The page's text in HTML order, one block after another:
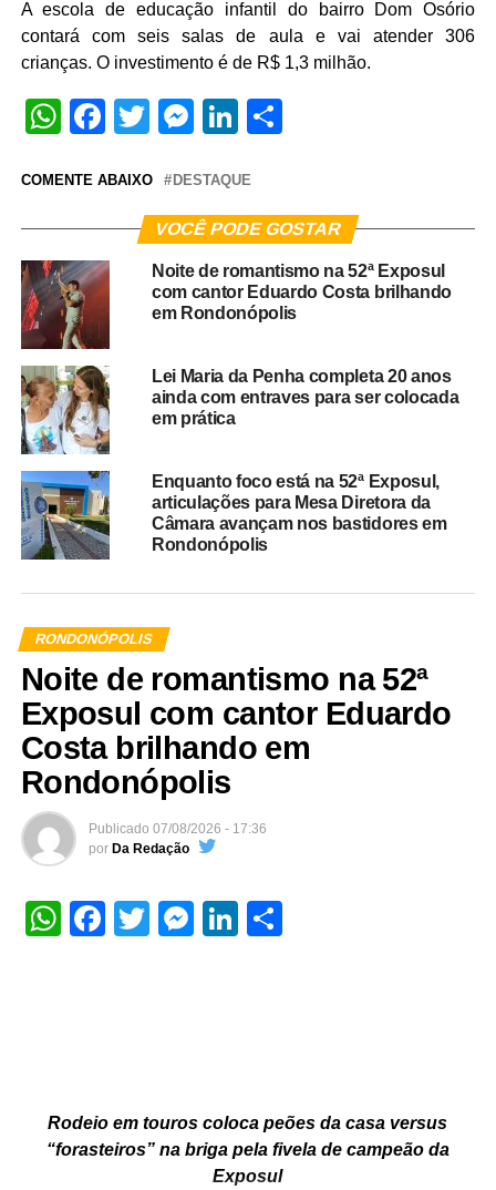
A escola de educação infantil do bairro Dom Osório
contará com seis salas de aula e vai atender 306
crianças. O investimento é de R$ 1,3 milhão.
WhatsApp
Facebook
TwitterMessenger
LinkedIn
COMENTE ABAIXO DESTAQUE
VOCÊ PODE GOSTAR
Noite de romantismo na 52ª Exposul
com cantor Eduardo Costa brilhando
em Rondonópolis
Lei Maria da Penha completa 20 anos
ainda com entraves para ser colocada
em prática
Enquanto foco está na 52ª Exposul,
articulações para Mesa Diretora da
Câmara avançam nos bastidores em
Rondonópolis
RONDONÓPOLIS
Noite de romantismo na 52ª
Exposul com cantor Eduardo
Costa brilhando em
Rondonópolis
Publicado 07/08/2026 - 17:36
por Da Redação
WhatsApp
Facebook
TwitterMessenger
LinkedIn
Rodeio em touros coloca peões da casa versus
“forasteiros” na briga pela fivela de campeão da
Exposul